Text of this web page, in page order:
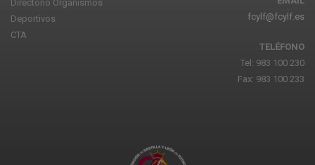
Directorio Organismos
Deportivos
CTA
fcylf@fcylf.es
TELÉFONO
Tel: 983 100 230
Fax: 983 100 233